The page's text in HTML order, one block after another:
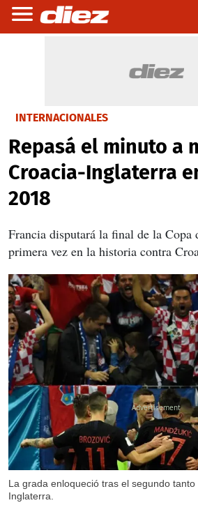
INTERNACIONALES
Repasá el minuto a
Croacia-Inglaterra
2018
Francia disputará la final de la Copa
primera vez en la historia contra
La grada enloqueció tras el segundo
Inglaterra.